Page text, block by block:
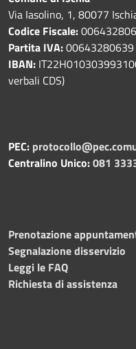
Via Iasolino, 1, 80077
Codice Fiscale:
Partita IVA:00643280639
IBAN:
verbali CDS)
PEC:
Centralino Unico:081
Prenotazione
Segnalazione disservizio
Leggi le FAQ
Richiesta di assistenza